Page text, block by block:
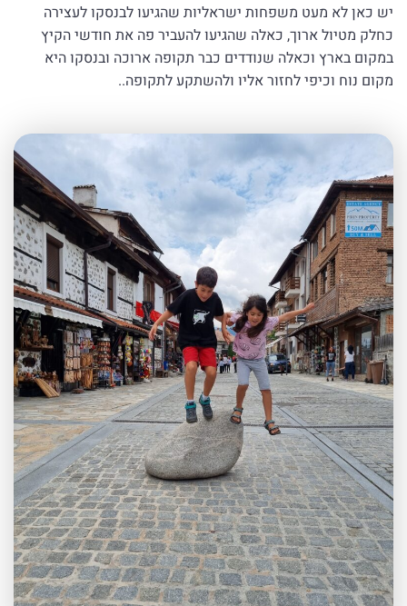
יש כאן לא מעט משפחות ישראליות שהגיעו לבנסקו לעצירה
כחלק מטיול ארוך, כאלה שהגיעו להעביר פה את חודשי הקיץ
במקום בארץ וכאלה שנודדים כבר תקופה ארוכה ובנסקו היא
מקום נוח וכיפי לחזור אליו ולהשתקע לתקופה..